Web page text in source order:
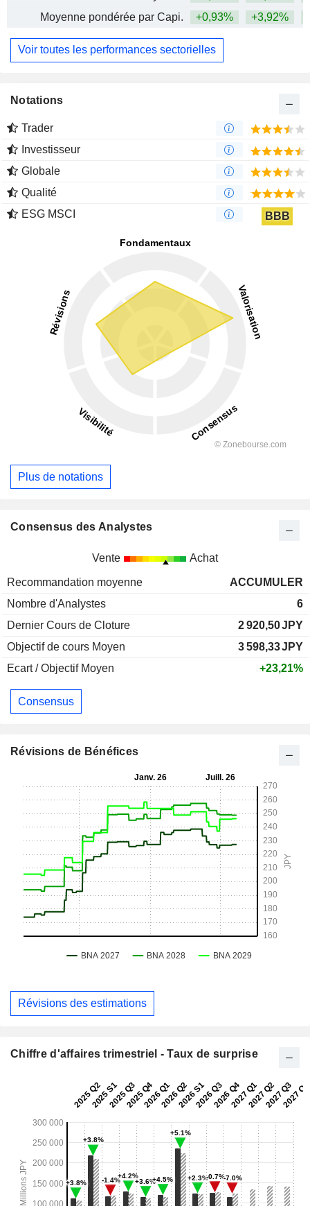
Moyenne pondérée par Capi.
+0,93% +3,92%
Voir toutes les performances sectorielles
Notations
Trader
Investisseur
Globale
Qualité
ESG MSCI
BBB
Plus de notations
Consensus des Analystes
Vente Achat
Recommandation moyenne
ACCUMULER
Nombre d'Analystes
6
Dernier Cours de Cloture
2 920,50JPY
Objectif de cours Moyen
3 598,33JPY
Ecart / Objectif Moyen
+23,21%
Consensus
Révisions de Bénéfices
Révisions des estimations
Chiffre d'affaires trimestriel - Taux de surprise